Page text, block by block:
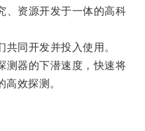
资源开发于一体的高科
同开发并投入使用。
器的下潜速度，快速将
效探测。